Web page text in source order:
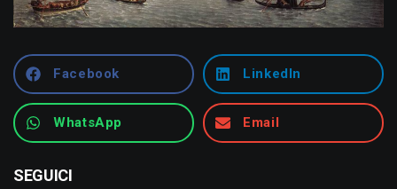
Facebook LinkedIn
WhatsApp Email
SEGUICI